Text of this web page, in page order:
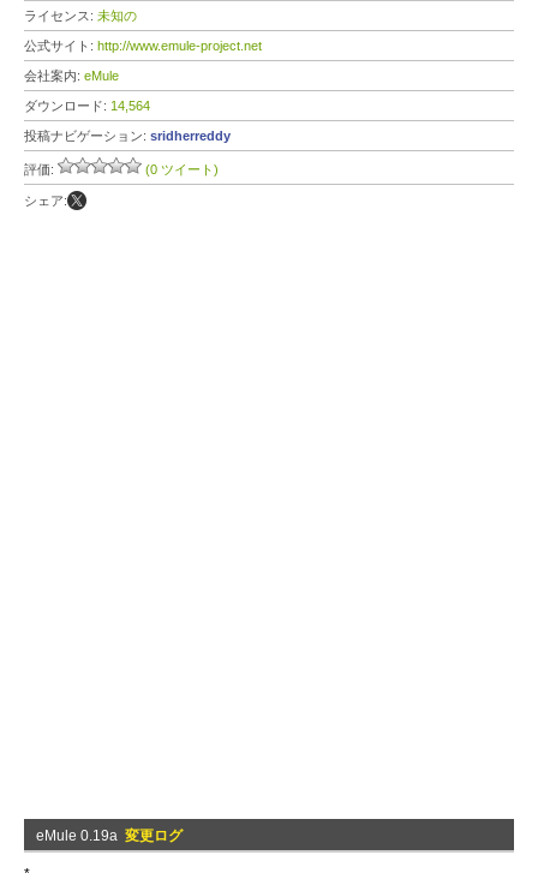
ライセンス: 未知の
公式サイト: http://www.emule-project.net
会社案内: eMule
ダウンロード: 14,564
投稿ナビゲーション: sridherreddy
評価: (0 ツイート)
シェア:
eMule 0.19a 変更ログ
*